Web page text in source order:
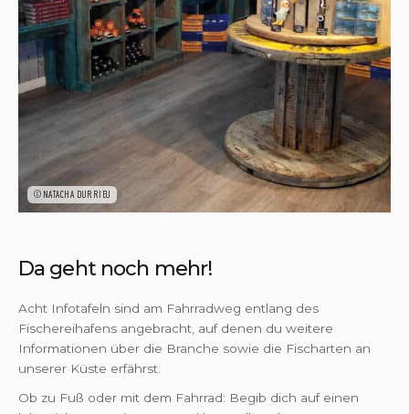
©NATACHA DURRIEU
Da geht noch mehr!
Acht Infotafeln sind am Fahrradweg entlang des
Fischereihafens angebracht, auf denen du weitere
Informationen über die Branche sowie die Fischarten an
unserer Küste erfährst.
Ob zu Fuß oder mit dem Fahrrad: Begib dich auf einen